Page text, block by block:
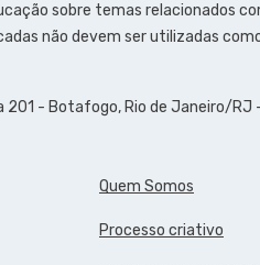
sobre temas relacionados
não devem ser utilizadas
201 - Botafogo, Rio de Janeiro/
Quem Somos
Processo criativo